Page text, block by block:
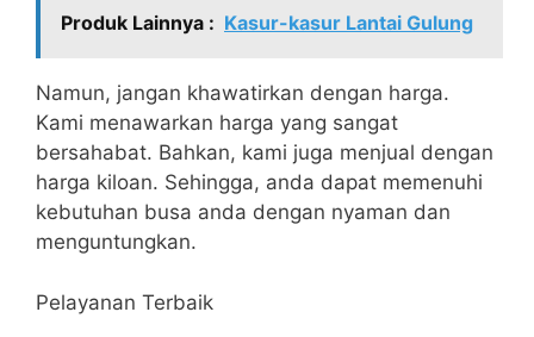
Produk Lainnya : Kasur-kasur Lantai Gulung
Namun, jangan khawatirkan dengan harga.
Kami menawarkan harga yang sangat
bersahabat. Bahkan, kami juga menjual dengan
harga kiloan. Sehingga, anda dapat memenuhi
kebutuhan busa anda dengan nyaman dan
menguntungkan.
Pelayanan Terbaik